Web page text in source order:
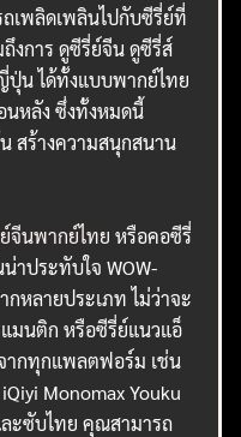
ถเพลิดเพลินไปกับซีรี่ย์ที่
งการ ดูซีรี่ย์จีน ดูซีรี่ส์
ปุ่น ได้ทั้งแบบพากย์ไทย
นหลัง ซึ่งทั้งหมดนี้
สร้างความสนุกสนาน
จีนพากย์ไทย หรือคอซีรี่
าประทับใจ WOW-
กหลายประเภท ไม่ว่าจะ
มนติก หรือซีรี่ย์แนวแอ็
ากทุกแพลตฟอร์ม เช่น
Monomax Youku
ะซับไทย คุณสามารถ